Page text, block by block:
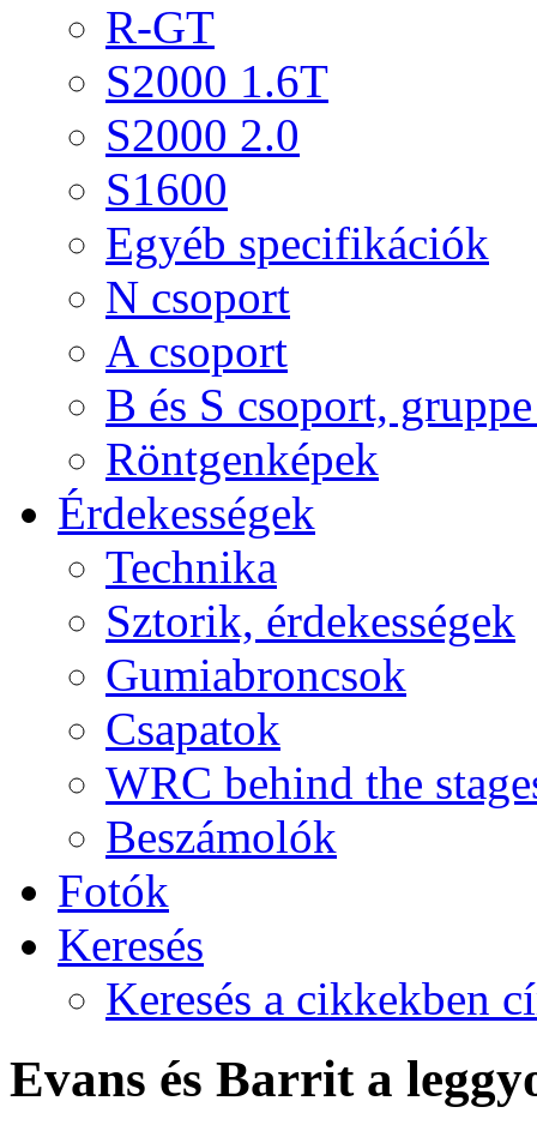
R-GT
S2000 1.6T
S2000 2.0
S1600
Egyéb specifikációk
N csoport
A csoport
B és S csoport,
Röntgenképek
Érdekességek
Technika
Sztorik, érdekességek
Gumiabroncsok
Csapatok
WRC behind the
Beszámolók
Fotók
Keresés
Keresés a cikkekben
Evans és Barrit a